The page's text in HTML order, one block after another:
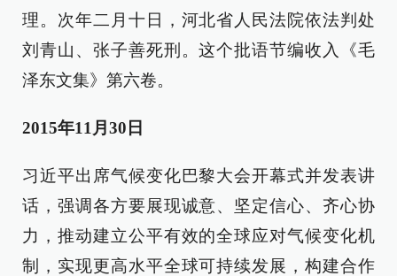
理。次年二月十日，河北省人民法院依法判处
刘青山、张子善死刑。这个批语节编收入《毛
泽东文集》第六卷。
2015年11月30日
习近平出席气候变化巴黎大会开幕式并发表讲
话，强调各方要展现诚意、坚定信心、齐心协
力，推动建立公平有效的全球应对气候变化机
制，实现更高水平全球可持续发展，构建合作